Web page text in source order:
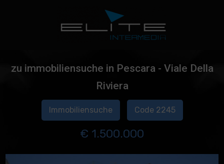
zu immobiliensuche in Pescara - Viale Della
Riviera
Immobiliensuche Code 2245
€ 1.500.000